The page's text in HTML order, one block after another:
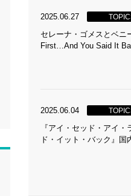
2025.06.27
セレーナ・ゴメスとベニ
First…And You Said It
2025.06.04
『アイ・セッド・アイ
ド・イット・バック』国